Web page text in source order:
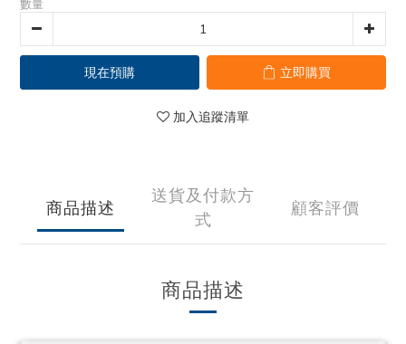
數量
現在預購 立即購買
加入追蹤清單
商品描述
送貨及付款方
式
顧客評價
商品描述